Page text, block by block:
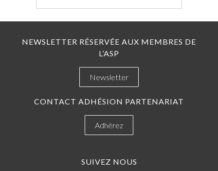
NEWSLETTER RÉSERVÉE AUX MEMBRES DE
L’ASP
Newsletter
CONTACT ADHÉSION PARTENARIAT
Adhérez
SUIVEZ NOUS